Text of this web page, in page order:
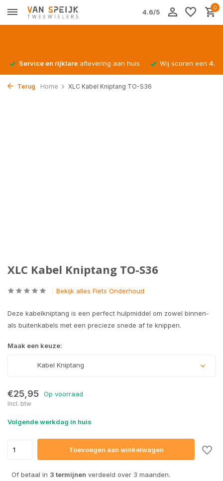
4.6/5
0
Service en rijklare aflevering aan huis Wij scoren een
Terug Home XLC Kabel Kniptang TO-S36
XLC Kabel Kniptang TO-S36
Bekijk alles Fiets Onderhoud
Deze kabelkniptang is een perfect hulpmiddel om zowel binnen-
als buitenkabels met een precieze snede af te knippen.
Maak een keuze:
Kabel Kniptang
€25,95 Op voorraad
Incl. btw
Volgende werkdag in huis
Toevoegen aan winkelwagen
Of betaal in 3 termijnen verdeeld over 3 maanden.